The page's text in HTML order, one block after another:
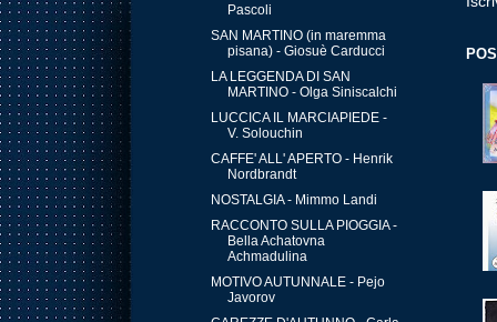
Pascoli
SAN MARTINO (in maremma
pisana) - Giosuè Carducci
LA LEGGENDA DI SAN
MARTINO - Olga Siniscalchi
LUCCICA IL MARCIAPIEDE -
V. Solouchin
CAFFE' ALL' APERTO - Henrik
Nordbrandt
NOSTALGIA - Mimmo Landi
RACCONTO SULLA PIOGGIA -
Bella Achatovna
Achmadulina
MOTIVO AUTUNNALE - Pejo
Javorov